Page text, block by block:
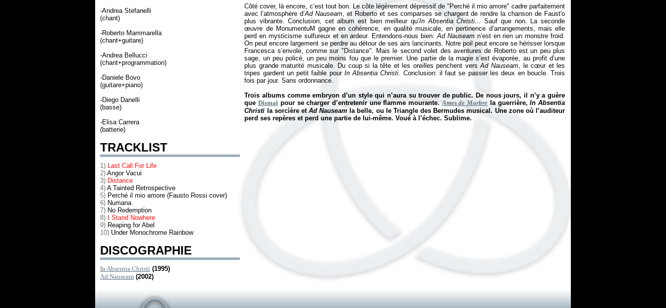
-Andrea Stefanelli
(chant)
-Roberto Mammarella
(chant+guitare)
-Andrea Bellucci
(chant+programmation)
-Daniele Bovo
(guitare+piano)
-Diego Danelli
(basse)
-Elisa Carrera
(batterie)
TRACKLIST
1) Last Call For Life
2) Angor Vacui
3) Distance
4) A Tainted Retrospective
5) Perché il mio amore (Fausto Rossi cover)
6) Numana
7) No Redemption
8)
I Stand Nowhere
9) Reaping for Abel
10) Under Monochrome Rainbow
DISCOGRAPHIE
In Absentia Christi (1995)
Ad Nauseam (2002)
Côté cover, là encore, c’est tout bon. Le côte légèrement dépressif de "Perché il mio amore" cadre parfaitement
avec l’atmosphère d’Ad Nauseam, et Roberto et ses comparses se chargent de rendre la chanson de Faust'o
plus vibrante. Conclusion, cet album est bien meilleur qu’In Absentia Christi.. . Sauf que non. La seconde
œuvre de MonumentuM gagne en cohérence, en qualité musicale, en pertinence d’arrangements, mais elle
perd en mysticisme sulfureux et en ardeur. Entendons-nous bien:Ad Nauseamn’est en rien un monstre froid.
On peut encore largement se perdre au détour de ses airs lancinants. Notre poil peut encore se hérisser lorsque
Francesca s’envole, comme sur "Distance". Mais le second volet des aventures de Roberto est un peu plus
sage, un peu policé, un peu moins fou que le premier. Une partie de la magie s’est évaporée, au profit d’une
plus grande maturité musicale. Du coup si la tête et les oreilles penchent versAd Nauseam, le cœur et les
tripes gardent un petit faible pour In Absentia Christi. Conclusion: il faut se passer les deux en boucle. Trois
fois par jour. Sans ordonnance.
Trois albums comme embryon d’un style qui n’aura su trouver de public. De nous jours, il n’y a guère
queDismal pour se charger d’entretenir une flamme mourante.Ames de Marbre la guerrière,In Absentia
Christi la sorcìère etAd Nauseam la belle, ou le Triangle des Bermudes musical. Une zone où l’auditeur
perd ses repères et perd une partie de lui-même. Voué à l’échec. Sublime.